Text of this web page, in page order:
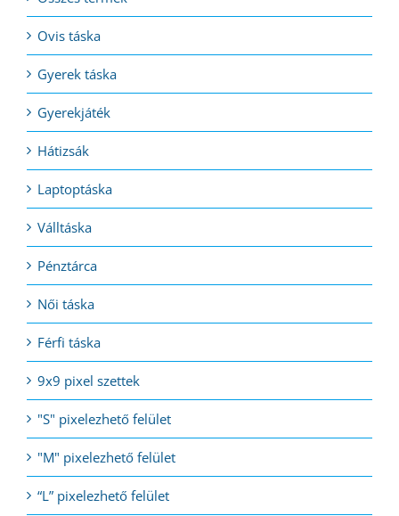
Ovis táska
Gyerek táska
Gyerekjáték
Hátizsák
Laptoptáska
Válltáska
Pénztárca
Női táska
Férfi táska
9x9 pixel szettek
"S" pixelezhető felület
"M" pixelezhető felület
“L” pixelezhető felület